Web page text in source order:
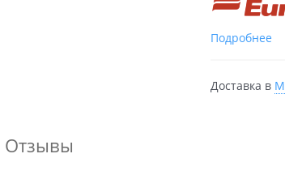
Подробнее
Доставка в
Отзывы